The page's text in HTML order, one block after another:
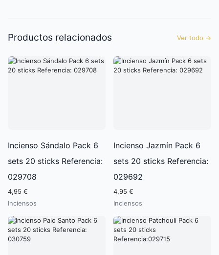
Productos relacionados Ver todo →
Incienso Sándalo Pack 6
sets 20 sticks Referencia:
029708
4,95 €
Inciensos
Incienso Jazmín Pack 6
sets 20 sticks Referencia:
029692
4,95 €
Inciensos